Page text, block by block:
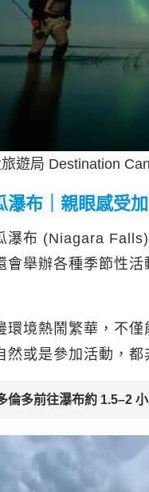
遊局 Destination
瀑布｜親眼感受
瀑布 (Niagara
會舉辦各種季節性
環境熱鬧繁華，不
然或是參加活動，
倫多前往瀑布約 1.5–2